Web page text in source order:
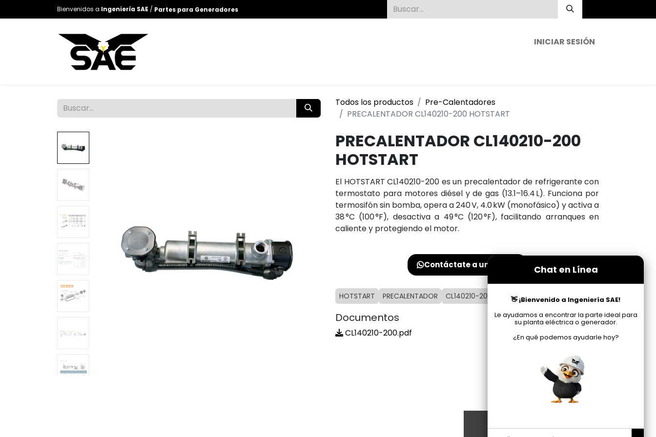
Bienvenidos a Ingeniería SAE / Partes para Generadores
INICIAR SESIÓN
Todos los productos
Pre-Calentadores
PRECALENTADOR CL140210-200 HOTSTART
PRECALENTADOR CL140210-200
HOTSTART
El HOTSTART CL140210-200 es un precalentador de refrigerante con
termostato para motores diésel y de gas (13.1–16.4 L). Funciona por
termosifón sin bomba, opera a 240 V, 4.0 kW (monofásico) y activa a
38 °C (100 °F), desactiva a 49 °C (120 °F), facilitando arranques en
caliente y protegiendo el motor.
Contáctate a un asesor
HOTSTART PRECALENTADOR CL140210-200
Documentos
CL140210-200.pdf
Chat en Línea
👋 ¡Bienvenido a Ingeniería SAE!
Le ayudamos a encontrar la parte ideal para
su planta eléctrica o generador.
¿En qué podemos ayudarle hoy?